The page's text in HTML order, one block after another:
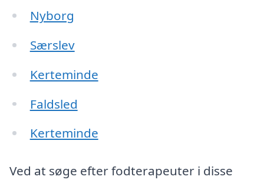
Nyborg
Særslev
Kerteminde
Faldsled
Kerteminde
Ved at søge efter fodterapeuter i disse